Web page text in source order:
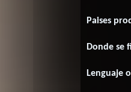
Paises
Donde se
Lenguaje